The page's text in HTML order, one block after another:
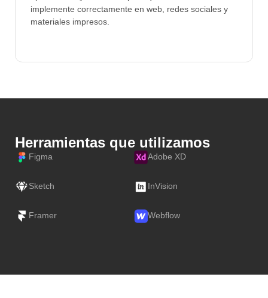
implemente correctamente en web, redes sociales y
materiales impresos.
Herramientas que utilizamos
Figma Adobe XD
Sketch InVision
Framer Webflow